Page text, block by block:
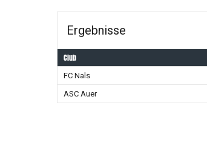
Ergebnisse
Club
FC Nals
ASC Auer